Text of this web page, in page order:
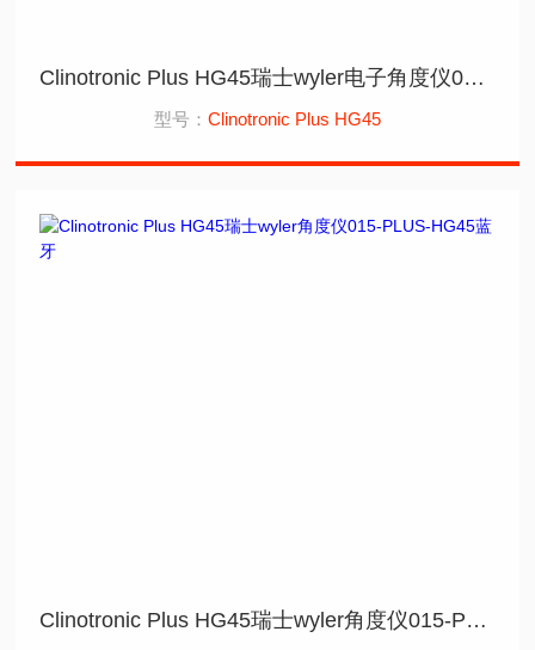
Clinotronic Plus HG45瑞士wyler电子角度仪015-PLUS-HG45加磁
型号： Clinotronic Plus HG45
Clinotronic Plus HG45瑞士wyler角度仪015-PLUS-HG45蓝牙